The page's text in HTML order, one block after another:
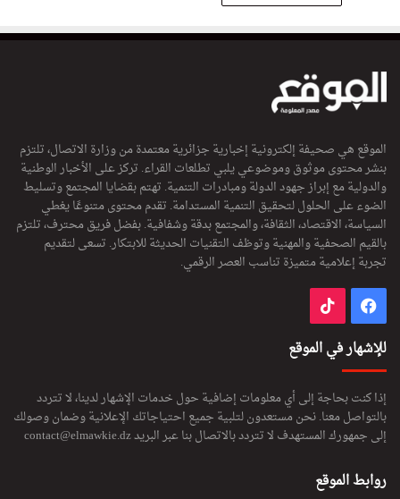
الموقع هي صحيفة إلكترونية إخبارية جزائرية معتمدة من وزارة الاتصال، تلتزم
بنشر محتوى موثوق وموضوعي يلبي تطلعات القراء. تركز على الأخبار الوطنية
والدولية مع إبراز جهود الدولة ومبادرات التنمية. تهتم بقضايا المجتمع وتسليط
الضوء على الحلول لتحقيق التنمية المستدامة. تقدم محتوى متنوعًا يغطي
السياسة، الاقتصاد، الثقافة، والمجتمع بدقة وشفافية. بفضل فريق محترف، تلتزم
بالقيم الصحفية والمهنية وتوظف التقنيات الحديثة للابتكار. تسعى لتقديم
تجربة إعلامية متميزة تناسب العصر الرقمي.
فيسبوك
للإشهار في الموقع
إذا كنت بحاجة إلى أي معلومات إضافية حول خدمات الإشهار لدينا، لا تتردد
بالتواصل معنا. نحن مستعدون لتلبية جميع احتياجاتك الإعلانية وضمان وصولك
إلى جمهورك المستهدف لا تتردد بالاتصال بنا عبر البريدcontact@elmawkie.dz
روابط الموقع